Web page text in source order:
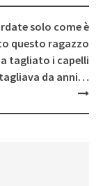
solo come è
questo ragazzo
tagliato i capelli
da anni…